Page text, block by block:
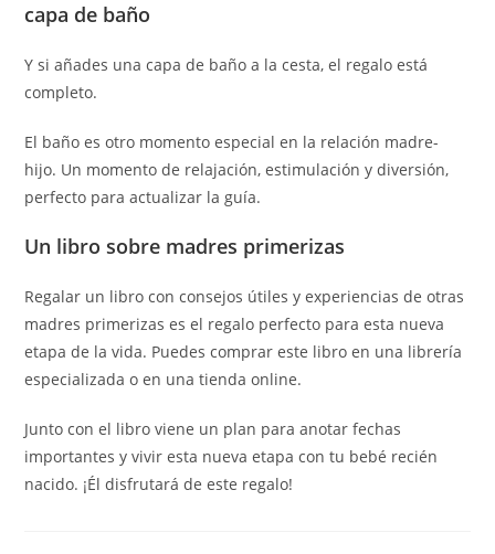
capa de baño
Y si añades una capa de baño a la cesta, el regalo está
completo.
El baño es otro momento especial en la relación madre-
hijo. Un momento de relajación, estimulación y diversión,
perfecto para actualizar la guía.
Un libro sobre madres primerizas
Regalar un libro con consejos útiles y experiencias de otras
madres primerizas es el regalo perfecto para esta nueva
etapa de la vida. Puedes comprar este libro en una librería
especializada o en una tienda online.
Junto con el libro viene un plan para anotar fechas
importantes y vivir esta nueva etapa con tu bebé recién
nacido. ¡Él disfrutará de este regalo!